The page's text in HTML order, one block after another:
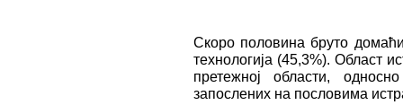
Скоро половина бруто
технологија (45,3%). Област
претежној области,
запослених на пословима